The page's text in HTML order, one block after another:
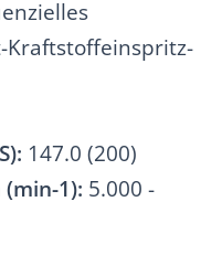
Kraftstoffeinspritz-
147.0 (200)
1): 5.000 -